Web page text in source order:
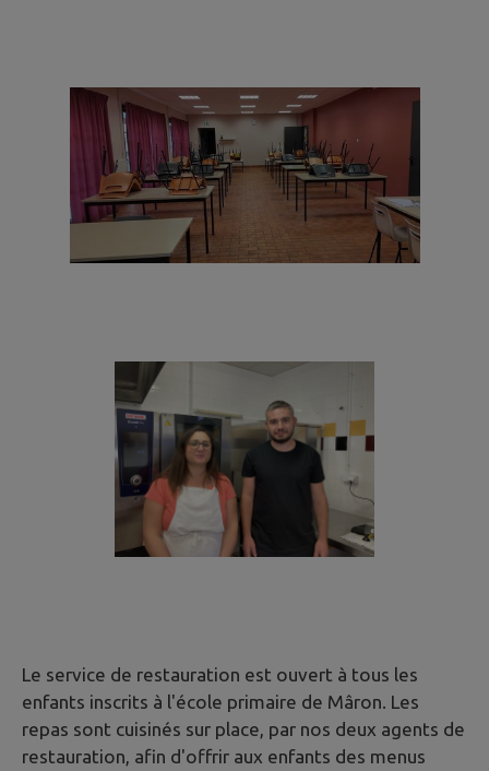
Le service de restauration est ouvert à tous les
enfants inscrits à l'école primaire de Mâron. Les
repas sont cuisinés sur place, par nos deux agents de
restauration, afin d'offrir aux enfants des menus